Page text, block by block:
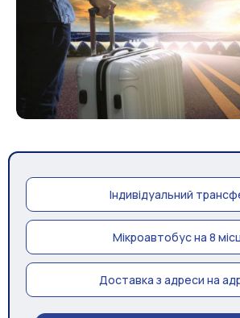
Індивідуальний
Мікроавтобус на 8
Доставка з адреси на